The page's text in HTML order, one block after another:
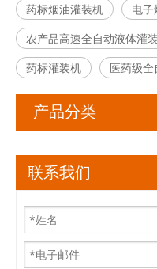
药标烟油灌装机
电
农产品高速全自动液体灌
药标灌装机
医药级
产品分类
联系我们